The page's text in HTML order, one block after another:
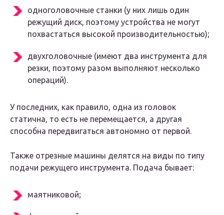
одноголовочные станки (у них лишь один
режущий диск, поэтому устройства не могут
похвастаться высокой производительностью);
двухголовочные (имеют два инструмента для
резки, поэтому разом выполняют несколько
операций).
У последних, как правило, одна из головок
статична, то есть не перемещается, а другая
способна передвигаться автономно от первой.
Также отрезные машины делятся на виды по типу
подачи режущего инструмента. Подача бывает:
маятниковой;